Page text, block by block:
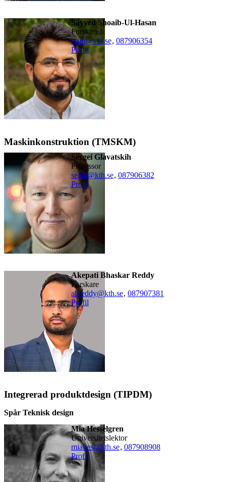
Sayyed Shoaib-Ul-Hasan
forskare
ssuh@kth.se, 087906354
Profil
Maskinkonstruktion (TMSKM)
Sergei Glavatskih
professor
segla@kth.se, 087906382
Profil
Akepati Bhaskar Reddy
forskare
abreddy@kth.se, 087907381
Profil
Integrerad produktdesign (TIPDM)
Spår Teknisk design
Mia Hesselgren
universitetslektor
miahes@kth.se, 087908908
Profil